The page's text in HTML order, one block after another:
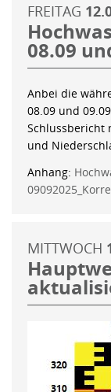
FREITAG
08.09
Anbei die
08.09 und
Schlussbericht
und
Anhang:
MITTWOCH